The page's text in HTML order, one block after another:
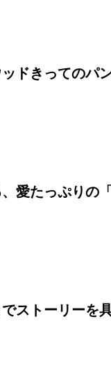
ドきってのパ
愛たっぷりの
ストーリーを